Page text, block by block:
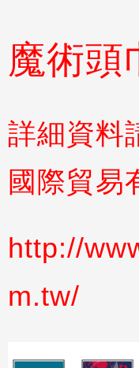
魔術頭
詳細資料
國際貿易
http://
m.tw/